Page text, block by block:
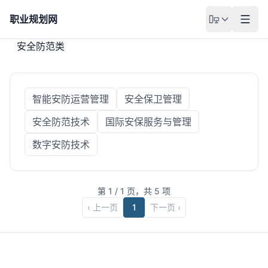
职业规划网
安全防范类
智能安防运营管理
安全保卫管理
安全防范技术
国际安保服务与管理
数字安防技术
第 1 / 1 页，共 5 项
‹ 上一页
1 下一页 ›